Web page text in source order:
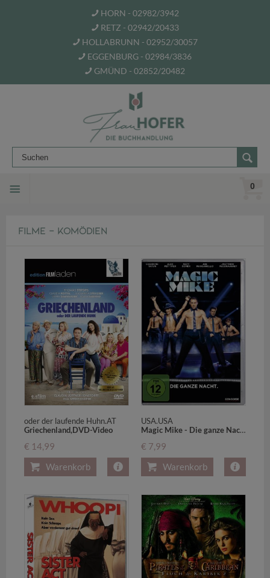
HORN - 02982/3942
RETZ - 02942/20433
HOLLABRUNN - 02952/30057
EGGENBURG - 02984/3836
GMÜND - 02852/20482
0
FILME - KOMÖDIEN
oder der laufende Huhn.AT
Griechenland,DVD-Video
€ 14,99
Warenkorb
USA.USA
Magic Mike - Die ganze Nacht, 1 DVD,1 DVD-Video
€ 7,99
Warenkorb